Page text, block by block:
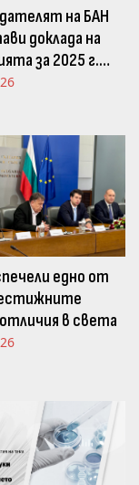
на БАН
доклада на
за 2025 г.
едно от
в света